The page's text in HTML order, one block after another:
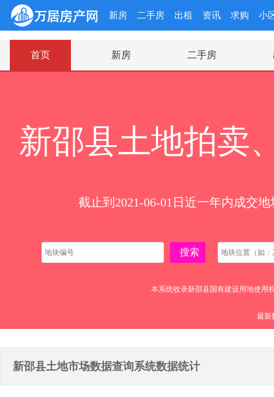
新房 二手房 出租 资讯 求购 小
首页 新房 二手房
新邵县土地拍卖
截止到2021-06-01日近一年内成交地
搜索
本系统收录新邵县国有建设用地使用
最新
新邵县土地市场数据查询系统数据统计